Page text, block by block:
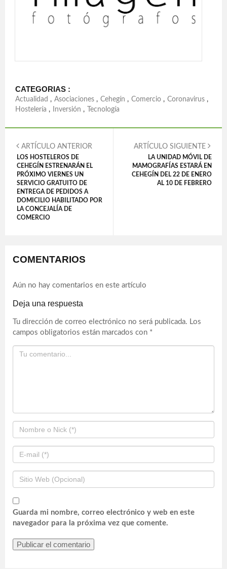
CATEGORIAS :
Actualidad , Asociaciones , Cehegín , Comercio , Coronavirus ,
Hostelería , Inversión , Tecnología
ARTÍCULO ANTERIOR
LOS HOSTELEROS DE
CEHEGÍN ESTRENARÁN EL
PRÓXIMO VIERNES UN
SERVICIO GRATUITO DE
ENTREGA DE PEDIDOS A
DOMICILIO HABILITADO POR
LA CONCEJALÍA DE
COMERCIO
ARTÍCULO SIGUIENTE
LA UNIDAD MÓVIL DE
MAMOGRAFÍAS ESTARÁ EN
CEHEGÍN DEL 22 DE ENERO
AL 10 DE FEBRERO
COMENTARIOS
Aún no hay comentarios en este artículo
Deja una respuesta
Tu dirección de correo electrónico no será publicada. Los
campos obligatorios están marcados con *
Guarda mi nombre, correo electrónico y web en este
navegador para la próxima vez que comente.